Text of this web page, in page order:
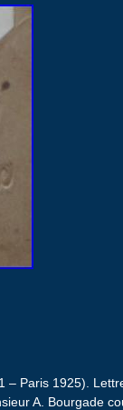
– Paris 1925).
A. Bourgade